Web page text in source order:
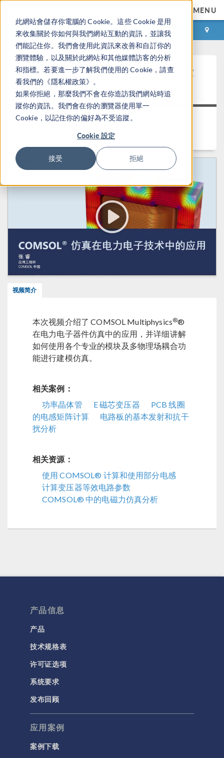
此網站會儲存你電腦的 Cookie。這些 Cookie 是用
來收集關於你如何與我們網站互動的資訊，並讓我
們能記住你。我們會使用此資訊來改善和自訂你的
瀏覽體驗，以及關於此網站和其他媒體訪客的分析
和指標。若要進一步了解我們使用的 Cookie，請查
看我們的《隱私權政策》。
如果你拒絕，那麼我們不會在你造訪我們網站時追
蹤你的資訊。我們會在你的瀏覽器使用單一
Cookie，以記住你的偏好為不受追蹤。
Cookie 設定
接受 拒絕
MENU
登录 咨询与购买
COMSOL®仿真在电力电子技术
中的应用
返回视频中心
时长： 1:12:15
视频简介
本次视频介绍了 COMSOL Multiphysics®®
在电力电子器件仿真中的应用，并详细讲解
如何使用各个专业的模块及多物理场耦合功
能进行建模仿真。
相关案例：
功率晶体管 E 磁芯变压器
PCB 线圈
的电感矩阵计算
电路板的基本发射和抗干
扰分析
相关资源：
使用 COMSOL® 计算和使用部分电感
计算变压器等效电路参数
COMSOL® 中的电磁力仿真分析
产品信息
产品
技术规格表
许可证选项
系统要求
发布回顾
应用案例
案例下载